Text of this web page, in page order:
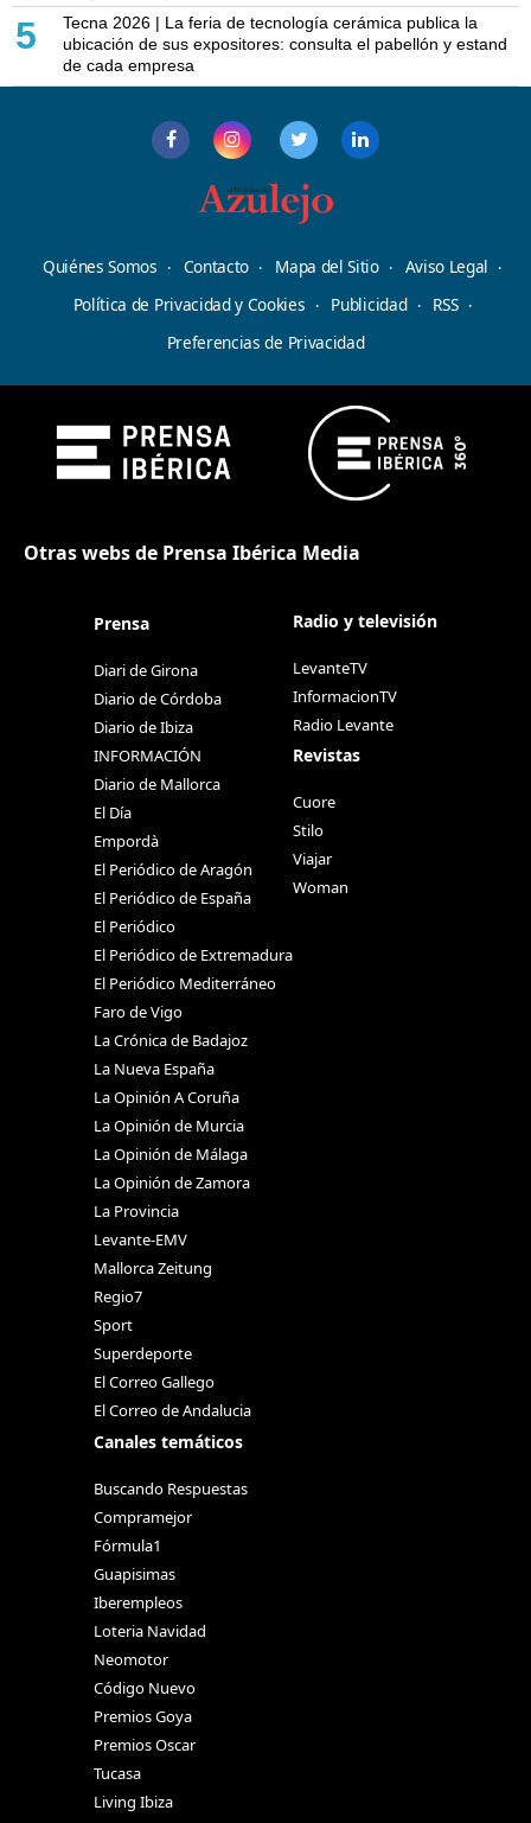
5
Tecna 2026 | La feria de tecnología cerámica publica la
ubicación de sus expositores: consulta el pabellón y estand
de cada empresa
Quiénes Somos Contacto Mapa del Sitio
Aviso Legal
Política de Privacidad y Cookies
Publicidad
RSS
Preferencias de Privacidad
Otras webs de Prensa Ibérica Media
Prensa
Diari de Girona
Diario de Córdoba
Diario de Ibiza
INFORMACIÓN
Diario de Mallorca
El Día
Empordà
El Periódico de Aragón
El Periódico de España
El Periódico
El Periódico de Extremadura
El Periódico Mediterráneo
Faro de Vigo
La Crónica de Badajoz
La Nueva España
La Opinión A Coruña
La Opinión de Murcia
La Opinión de Málaga
La Opinión de Zamora
La Provincia
Levante-EMV
Mallorca Zeitung
Regio7
Sport
Superdeporte
El Correo Gallego
El Correo de Andalucia
Canales temáticos
Buscando Respuestas
Compramejor
Fórmula1
Guapisimas
Iberempleos
Loteria Navidad
Neomotor
Código Nuevo
Premios Goya
Premios Oscar
Tucasa
Living Ibiza
Radio y televisión
LevanteTV
InformacionTV
Radio Levante
Revistas
Cuore
Stilo
Viajar
Woman